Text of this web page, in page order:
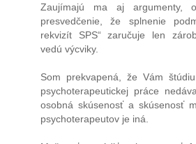
Zaujímajú ma aj argumenty,
presvedčenie, že splnenie
rekvizít SPS“ zaručuje len
vedú výcviky.
Som prekvapená, že Vám
psychoterapeutickej práce
osobná skúsenosť a skúsenosť
psychoterapeutov je iná.